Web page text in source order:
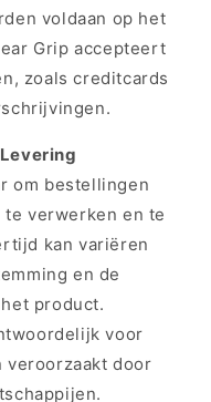
voldaan op het
Grip accepteert
zoals creditcards
om bestellingen
verwerken en te
kan variëren
en de
product.
voor
door